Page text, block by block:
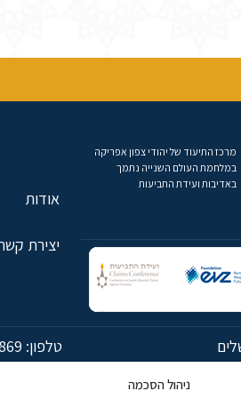
ניהול הסכמה
מרכז התיעוד של יהודי צפון אפריקה
במלחמת העולם השנייה נתמך
באדיבות ועידת התביעות
אודות
יצירת
טלפון:
בן-צבי ירושלים